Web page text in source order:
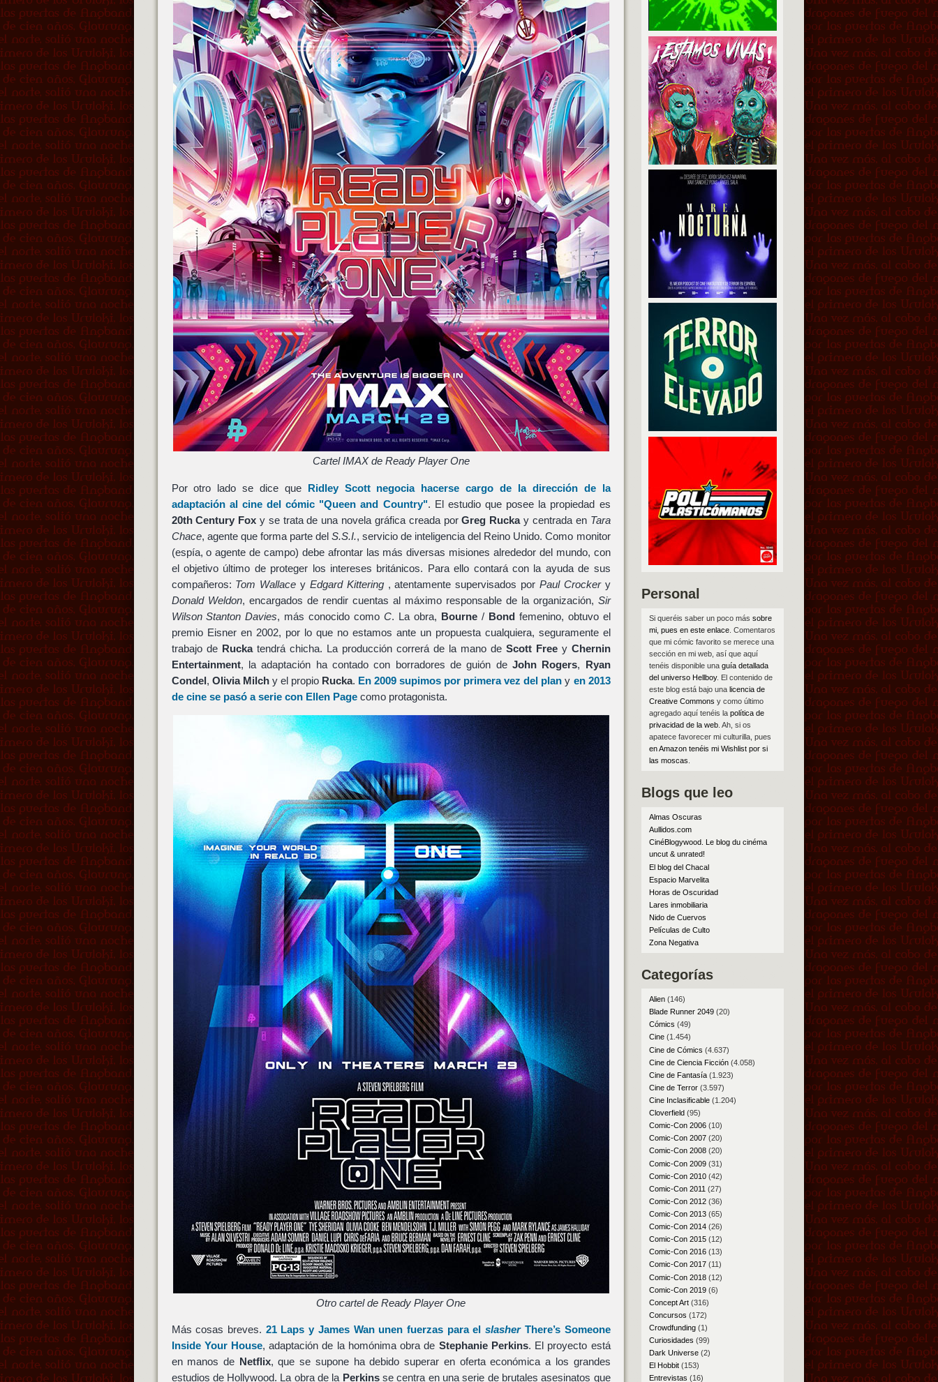
Cartel IMAX de Ready Player One
Por otro lado se dice que Ridley Scottnegocia hacerse cargo de la dirección de la
adaptación al cine del cómic "Queen and Country". El estudio que posee la propiedad es
20th Century Fox y se trata de una novela gráfica creada porGreg Ruckay centrada en Tara
Chace, agente que forma parte del S.S.I., servicio de inteligencia del Reino Unido. Como monitor
(espía, o agente de campo) debe afrontar las más diversas misiones alrededor del mundo, con
el objetivo último de proteger los intereses británicos. Para ello contará con la ayuda de sus
compañeros: Tom Wallace y Edgard Kittering, atentamente supervisados por Paul Crockery
Donald Weldon, encargados de rendir cuentas al máximo responsable de la organización, Sir
Wilson Stanton Davies, más conocido comoC. La obra, Bourne/ Bondfemenino, obtuvo el
premio Eisner en 2002, por lo que no estamos ante un propuesta cualquiera, seguramente el
trabajo de Ruckatendrá chicha. La producción correrá de la mano de Scott Freey Chernin
Entertainment, la adaptación ha contado con borradores de guión de John Rogers, Ryan
Condel, Olivia Milchy el propio Rucka. En 2009 supimos por primera vez del plan y en 2013
de cine se pasó a serie con Ellen Pagecomo protagonista.
Otro cartel de Ready Player One
Más cosas breves. 21 Laps y James Wanunen fuerzas para elslasher There’s Someone
Inside Your House, adaptación de la homónima obra de Stephanie Perkins. El proyecto está
en manos de Netflix, que se supone ha debido superar en oferta económica a los grandes
estudios de Hollywood. La obra de la Perkinsse centra en una serie de brutales asesinatos que
Personal
Si queréis saber un poco más sobre
mi, pues en este enlace. Comentaros
que mi cómic favorito se merece una
sección en mi web, así que aquí
tenéis disponible una guía detallada
del universo Hellboy. El contenido de
este blog está bajo una licencia de
Creative Commons y como último
agregado aquí tenéis la política de
privacidad de la web. Ah, si os
apatece favorecer mi culturilla, pues
en Amazon tenéis mi Wishlist por si
las moscas
Blogs que leo
Almas Oscuras
Aullidos.com
CinéBlogywood. Le blog du cinéma
uncut & unrated!
El blog del Chacal
Espacio Marvelita
Horas de Oscuridad
Lares inmobiliaria
Nido de Cuervos
Películas de Culto
Zona Negativa
Categorías
Alien(146)
Blade Runner 2049(20)
Cómics (49)
Cine(1.454)
Cine de Cómics (4.637)
Cine de Ciencia Ficción(4.058)
Cine de Fantasía(1.923)
Cine de Terror(3.597)
Cine Inclasificable(1.204)
Cloverfield(95)
Comic-Con 2006(10)
Comic-Con 2007(20)
Comic-Con 2008(20)
Comic-Con 2009(31)
Comic-Con 2010(42)
Comic-Con 2011 (27)
Comic-Con 2012(36)
Comic-Con 2013(65)
Comic-Con 2014(26)
Comic-Con 2015(12)
Comic-Con 2016(13)
Comic-Con 2017(11)
Comic-Con 2018(12)
Comic-Con 2019(6)
Concept Art(316)
Concursos (172)
Crowdfunding(1)
Curiosidades (99)
Dark Universe(2)
El Hobbit(153)
Entrevistas (16)